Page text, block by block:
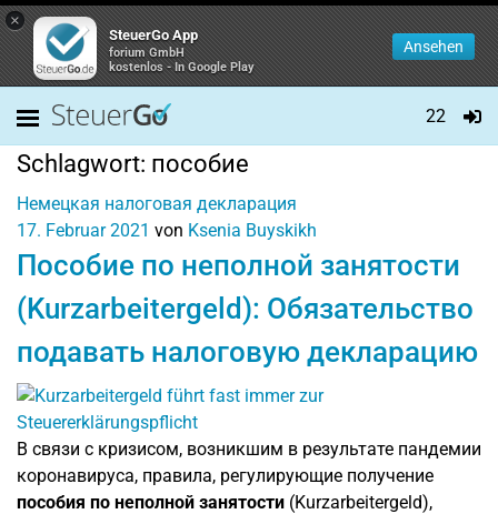
×
SteuerGo App
forium GmbH
kostenlos - In Google Play
Ansehen
22
Schlagwort: пособие
Немецкая налоговая декларация
17. Februar 2021 von Ksenia Buyskikh
Пособие по неполной занятости
(Kurzarbeitergeld): Обязательство
подавать налоговую декларацию
В связи с кризисом, возникшим в результате пандемии
коронавируса, правила, регулирующие получение
пособия по неполной занятости (Kurzarbeitergeld),